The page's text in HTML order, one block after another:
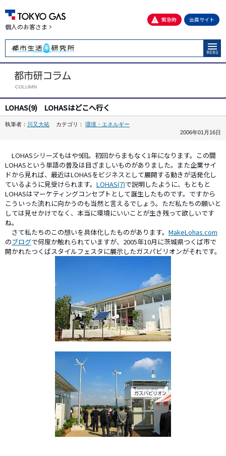
個人のお客さま
緊急時 会員サイト
MENU
LOHAS(9) LOHASはどこへ行く
執筆者： 川又大祐 カテゴリ： 環境・エネルギー
2006年01月16日
LOHASシリーズもはや9回。初回からまもなく1年になります。この間
LOHASという単語の普及は目ざましいものがありました。また企業サイ
ドから見れば、最近はLOHASをビジネスとして展開する動きが活発化し
ているように見受けられます。 LOHAS(7)で説明したように、もともと
LOHASはマーケティングコンセプトとして誕生したものです。ですから
こういった流れに向かうのも当然と言えるでしょう。ただ私たちの願いと
しては見せかけでなく、本当に環境にいいことが生き残って欲しいです
ね。
さて私たちのこの想いを具体化したものがあります。 MakeLohas.com
のブログで何度か触れられていますが、2005年10月に茨城県つくば市で
開かれたつくばスタイルフェスタに展示したガスパビリオンがそれです。